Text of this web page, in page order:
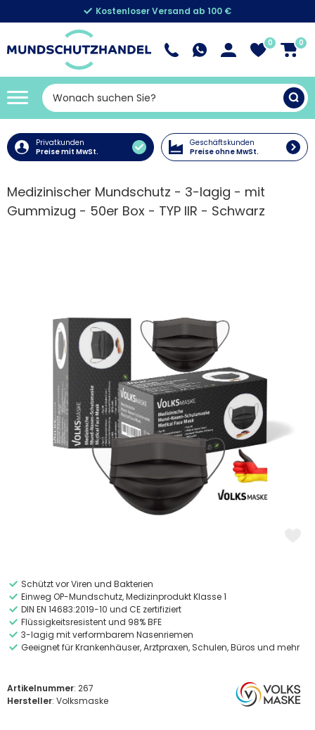
Kostenloser Versand ab 100 €
0 0
Privatkunden
Preise mit MwSt.
Geschäftskunden
Preise ohne MwSt.
Medizinischer Mundschutz - 3-lagig - mit
Gummizug - 50er Box - TYP IIR - Schwarz
Schützt vor Viren und Bakterien
Einweg OP-Mundschutz, Medizinprodukt Klasse 1
DIN EN 14683:2019-10 und CE zertifiziert
Flüssigkeitsresistent und 98% BFE
3-lagig mit verformbarem Nasenriemen
Geeignet für Krankenhäuser, Arztpraxen, Schulen, Büros und mehr
Artikelnummer: 267
Hersteller: Volksmaske